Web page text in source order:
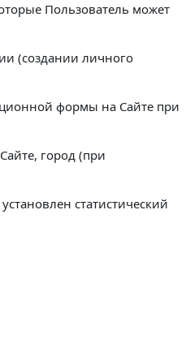
Пользователь может
(создании личного
формы на Сайте при
город (при
статистический